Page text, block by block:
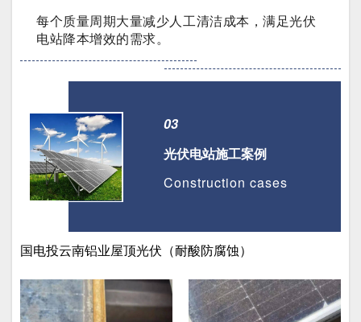
每个质量周期大量减少人工清洁成本，满足光伏
电站降本增效的需求。
03
光伏电站施工案例
Construction cases
国电投云南铝业屋顶光伏（耐酸防腐蚀）